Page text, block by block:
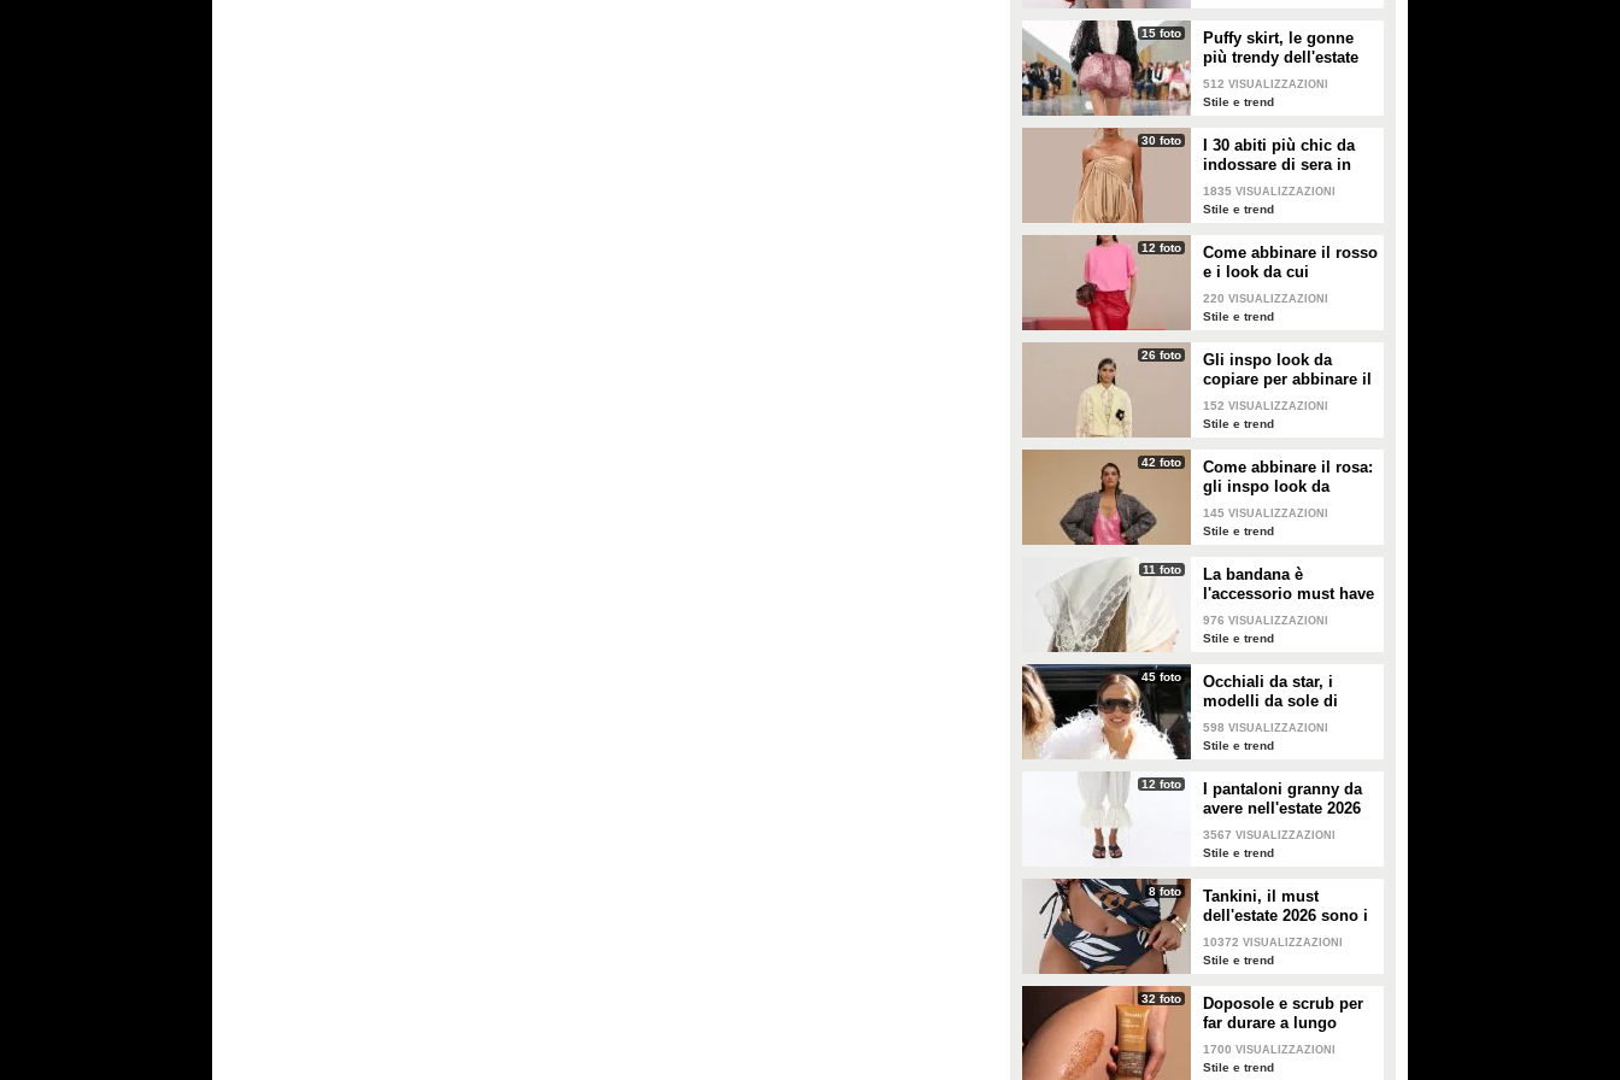
15 foto
Puffy skirt, le gonne
più trendy dell'estate
2026 sono quelle a
palloncino
512 VISUALIZZAZIONI
Stile e trend
30 foto
I 30 abiti più chic da
indossare di sera in
estate
1835 VISUALIZZAZIONI
Stile e trend
12 foto
Come abbinare il rosso
e i look da cui
prendere ispirazione
220 VISUALIZZAZIONI
Stile e trend
26 foto
Gli inspo look da
copiare per abbinare il
giallo
152 VISUALIZZAZIONI
Stile e trend
42 foto
Come abbinare il rosa:
gli inspo look da
copiare
145 VISUALIZZAZIONI
Stile e trend
11 foto
La bandana è
l'accessorio must have
dell'estate 2026: i
modelli di tendenza
976 VISUALIZZAZIONI
Stile e trend
45 foto
Occhiali da star, i
modelli da sole di
tendenza per l'estate
2026
598 VISUALIZZAZIONI
Stile e trend
12 foto
I pantaloni granny da
avere nell'estate 2026
3567 VISUALIZZAZIONI
Stile e trend
8 foto
Tankini, il must
dell'estate 2026 sono i
costumi con la canotta
10372 VISUALIZZAZIONI
Stile e trend
32 foto
Doposole e scrub per
far durare a lungo
l'abbronzatura in estate
1700 VISUALIZZAZIONI
Stile e trend